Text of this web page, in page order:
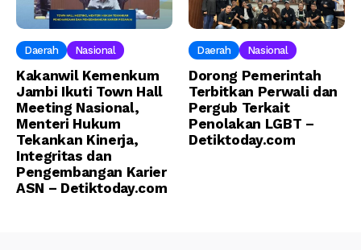
Daerah Nasional
Kakanwil Kemenkum
Jambi Ikuti Town Hall
Meeting Nasional,
Menteri Hukum
Tekankan Kinerja,
Integritas dan
Pengembangan Karier
ASN – Detiktoday.com
Daerah Nasional
Dorong Pemerintah
Terbitkan Perwali dan
Pergub Terkait
Penolakan LGBT –
Detiktoday.com